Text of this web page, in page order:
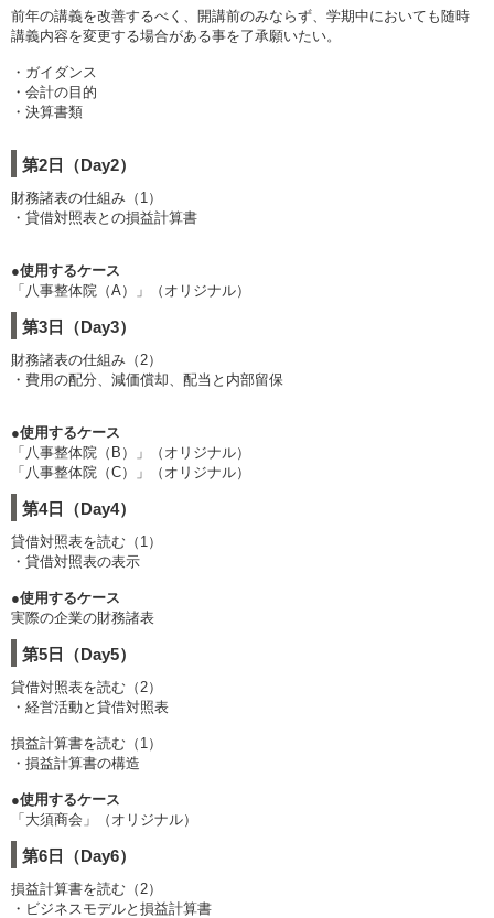
前年の講義を改善するべく、開講前のみならず、学期中においても随時
講義内容を変更する場合がある事を了承願いたい。
・ガイダンス
・会計の目的
・決算書類
第2日（Day2）
財務諸表の仕組み（1）
・貸借対照表との損益計算書
●使用するケース
「八事整体院（A）」（オリジナル）
第3日（Day3）
財務諸表の仕組み（2）
・費用の配分、減価償却、配当と内部留保
●使用するケース
「八事整体院（B）」（オリジナル）
「八事整体院（C）」（オリジナル）
第4日（Day4）
貸借対照表を読む（1）
・貸借対照表の表示
●使用するケース
実際の企業の財務諸表
第5日（Day5）
貸借対照表を読む（2）
・経営活動と貸借対照表
損益計算書を読む（1）
・損益計算書の構造
●使用するケース
「大須商会」（オリジナル）
第6日（Day6）
損益計算書を読む（2）
・ビジネスモデルと損益計算書